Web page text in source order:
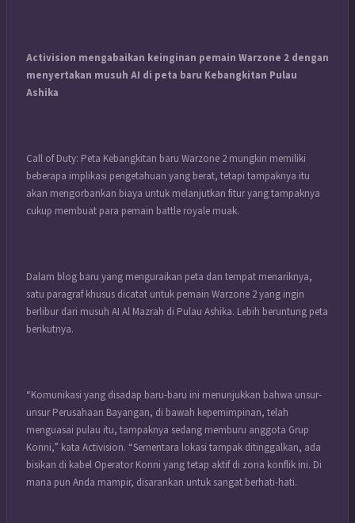
Activision mengabaikan keinginan pemain Warzone 2 dengan
menyertakan musuh AI di peta baru Kebangkitan Pulau
Ashika
Call of Duty: Peta Kebangkitan baru Warzone 2 mungkin memiliki
beberapa implikasi pengetahuan yang berat, tetapi tampaknya itu
akan mengorbankan biaya untuk melanjutkan fitur yang tampaknya
cukup membuat para pemain battle royale muak.
Dalam blog baru yang menguraikan peta dan tempat menariknya,
satu paragraf khusus dicatat untuk pemain Warzone 2 yang ingin
berlibur dari musuh AI Al Mazrah di Pulau Ashika. Lebih beruntung peta
berikutnya.
“Komunikasi yang disadap baru-baru ini menunjukkan bahwa unsur-
unsur Perusahaan Bayangan, di bawah kepemimpinan, telah
menguasai pulau itu, tampaknya sedang memburu anggota Grup
Konni,” kata Activision. “Sementara lokasi tampak ditinggalkan, ada
bisikan di kabel Operator Konni yang tetap aktif di zona konflik ini. Di
mana pun Anda mampir, disarankan untuk sangat berhati-hati.